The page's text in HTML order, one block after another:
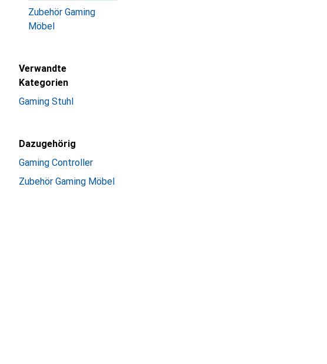
Zubehör Gaming
Möbel
Verwandte
Kategorien
Gaming Stuhl
Dazugehörig
Gaming Controller
Zubehör Gaming Möbel